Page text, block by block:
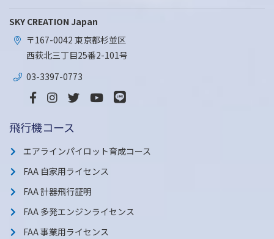
SKY CREATION Japan
〒167-0042 東京都杉並区
西荻北三丁目25番2-101号
03-3397-0773
飛行機コース
エアラインパイロット育成コース
FAA 自家用ライセンス
FAA 計器飛行証明
FAA 多発エンジンライセンス
FAA 事業用ライセンス